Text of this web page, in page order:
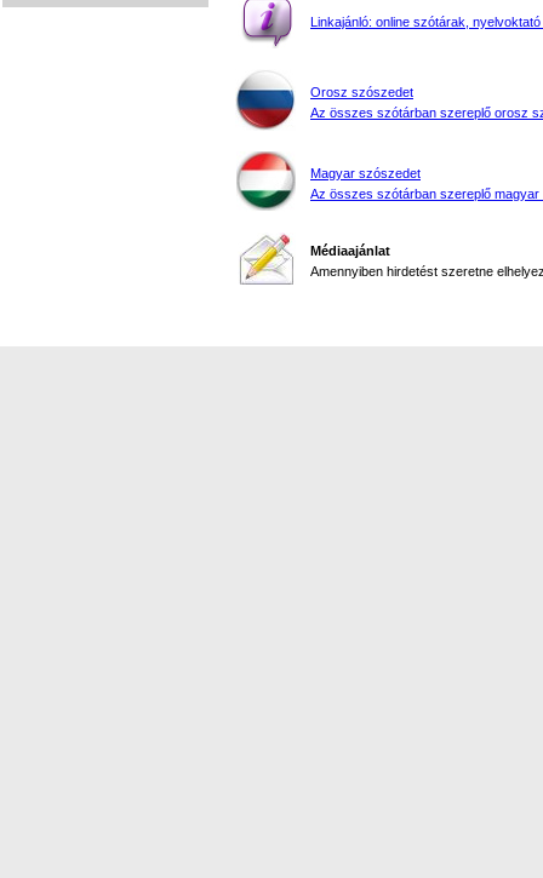
Linkajánló: online szótárak, nyelvoktató
Orosz szószedet
Az összes szótárban szereplő orosz
Magyar szószedet
Az összes szótárban szereplő magyar
Médiaajánlat
Amennyiben hirdetést szeretne